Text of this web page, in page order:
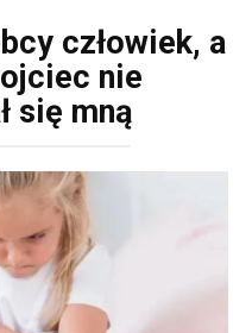
człowiek, a
nie
się mną